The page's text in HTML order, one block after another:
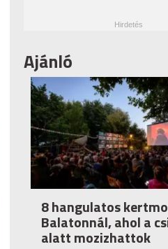
Ajánló
8 hangulatos
Balatonnál, ahol a
alatt mozizhattok